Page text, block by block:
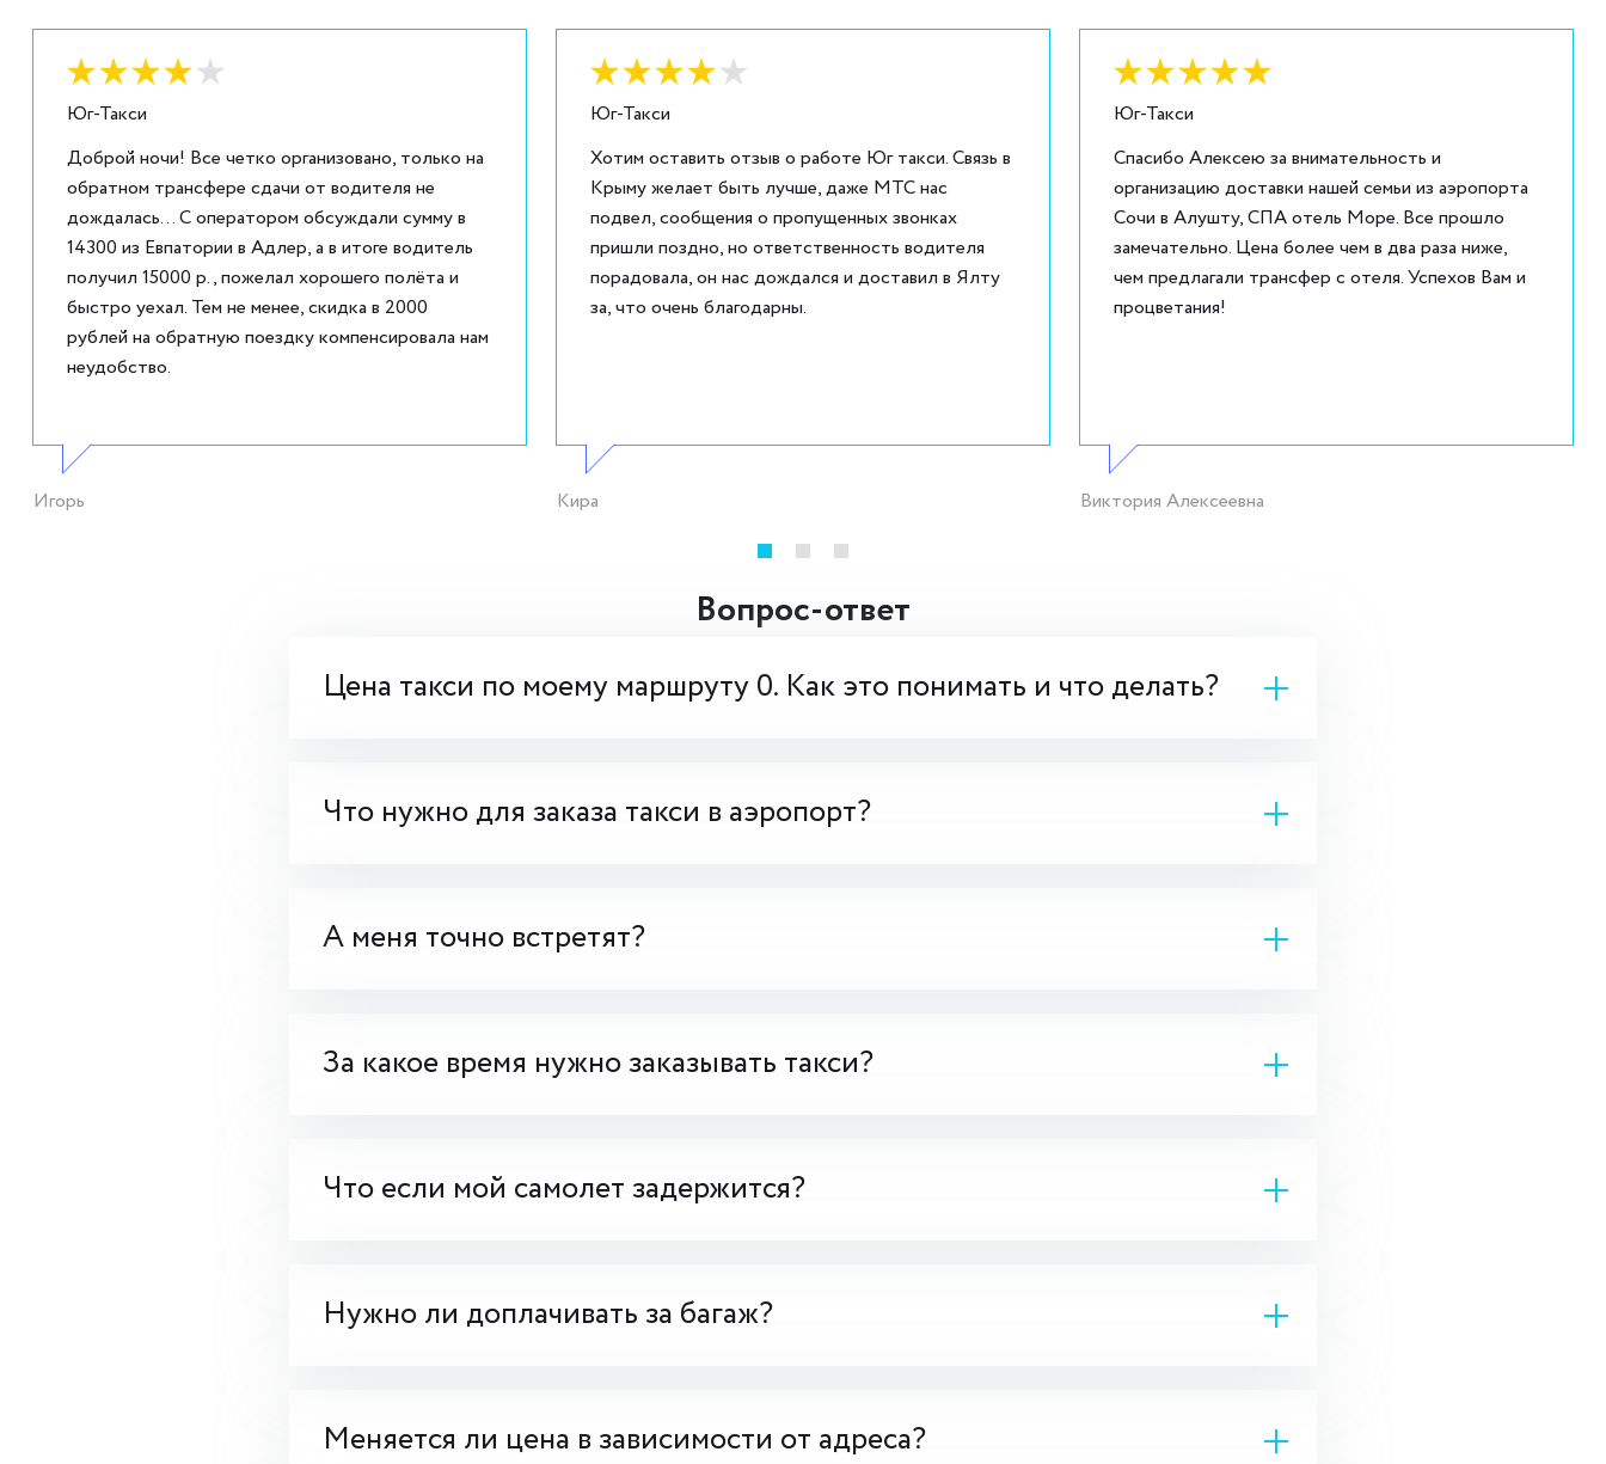
Юг-Такси
Доброй ночи! Все четко организовано, только на
обратном трансфере сдачи от водителя не
дождалась... С оператором обсуждали сумму в
14300 из Евпатории в Адлер, а в итоге водитель
получил 15000 р., пожелал хорошего полёта и
быстро уехал. Тем не менее, скидка в 2000
рублей на обратную поездку компенсировала нам
неудобство.
Игорь
Юг-Такси
Хотим оставить отзыв о работе Юг такси. Связь в
Крыму желает быть лучше, даже МТС нас
подвел, сообщения о пропущенных звонках
пришли поздно, но ответственность водителя
порадовала, он нас дождался и доставил в Ялту
за, что очень благодарны.
Кира
Юг-Такси
Спасибо Алексею за внимательность и
организацию доставки нашей семьи из аэропорта
Сочи в Алушту, СПА отель Море. Все прошло
замечательно. Цена более чем в два раза ниже,
чем предлагали трансфер с отеля. Успехов Вам и
процветания!
Виктория Алексеевна
Вопрос-ответ
Цена такси по моему маршруту 0. Как это понимать и что делать?
Что нужно для заказа такси в аэропорт?
А меня точно встретят?
За какое время нужно заказывать такси?
Что если мой самолет задержится?
Нужно ли доплачивать за багаж?
Меняется ли цена в зависимости от адреса?